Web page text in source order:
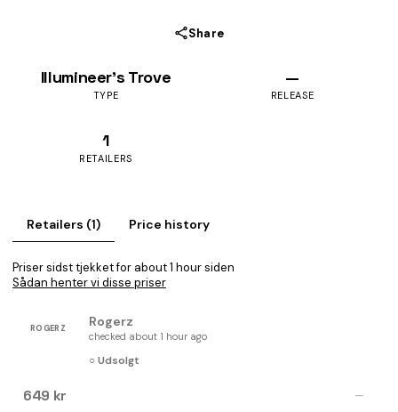
Share
Illumineer's Trove
TYPE
—
RELEASE
1
RETAILERS
Retailers (1) Price history
Priser sidst tjekket for about 1 hour siden
Sådan henter vi disse priser
ROGERZ Rogerz
checked about 1 hour ago
○ Udsolgt
649 kr —